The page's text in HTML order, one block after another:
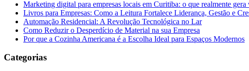
Marketing digital para empresas locais em Curitiba: o que realmente gera
Livros para Empresas: Como a Leitura Fortalece Liderança, Gestão e
Automação Residencial: A Revolução Tecnológica no Lar
Como Reduzir o Desperdício de Material na sua Empresa
Por que a Cozinha Americana é a Escolha Ideal para Espaços Modernos
Categorias